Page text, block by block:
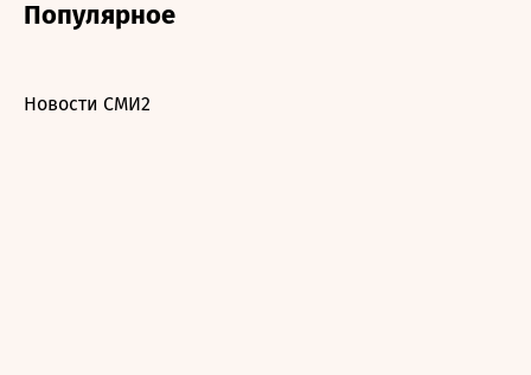
Популярное
Новости СМИ2